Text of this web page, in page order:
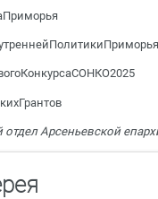
Арсеньевской